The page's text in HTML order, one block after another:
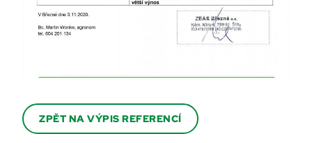
ZPĚT NA VÝPIS REFERENCÍ